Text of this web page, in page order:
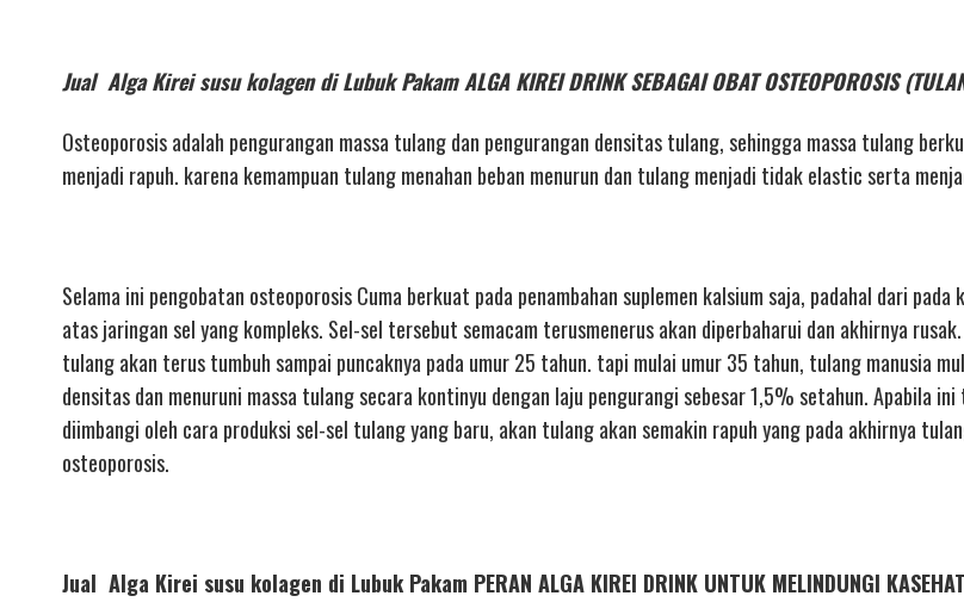
Jual Alga Kirei susu kolagen di Lubuk Pakam ALGA KIREI DRINK SEBAGAI OBAT OSTEOPOROSIS
Osteoporosis adalah pengurangan massa tulang dan pengurangan densitas tulang, sehingga massa tulang
menjadi rapuh. karena kemampuan tulang menahan beban menurun dan tulang menjadi tidak elastic serta
Selama ini pengobatan osteoporosis Cuma berkuat pada penambahan suplemen kalsium saja, padahal dari
atas jaringan sel yang kompleks. Sel-sel tersebut semacam terusmenerus akan diperbaharui dan akhirnya
tulang akan terus tumbuh sampai puncaknya pada umur 25 tahun. tapi mulai umur 35 tahun, tulang manusia
densitas dan menuruni massa tulang secara kontinyu dengan laju pengurangi sebesar 1,5% setahun. Apabila
diimbangi oleh cara produksi sel-sel tulang yang baru, akan tulang akan semakin rapuh yang pada akhirnya
osteoporosis.
Jual Alga Kirei susu kolagen di Lubuk Pakam PERAN ALGA KIREI DRINK UNTUK MELINDUNGI